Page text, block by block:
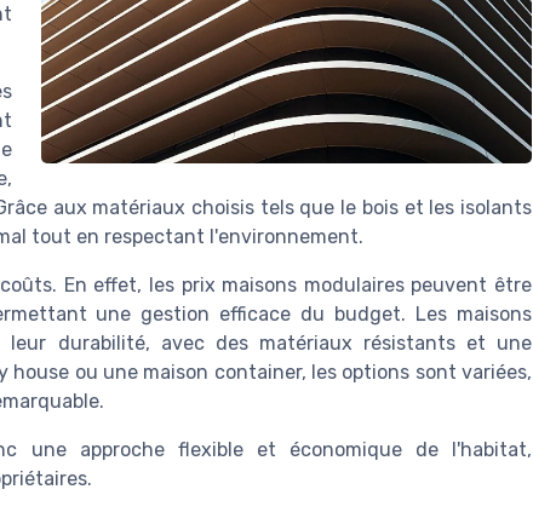
aux matériaux choisis tels que le bois et les isolants
tout en respectant l'environnement.
En effet, les prix maisons modulaires peuvent être
une gestion efficace du budget. Les maisons
leur durabilité, avec des matériaux résistants et une
ou une maison container, les options sont variées,
une approche flexible et économique de l'habitat,